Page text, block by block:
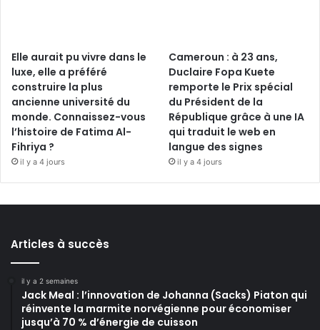
Elle aurait pu vivre dans le
luxe, elle a préféré
construire la plus
ancienne université du
monde. Connaissez-vous
l’histoire de Fatima Al-
Fihriya ?
il y a 4 jours
Cameroun : à 23 ans,
Duclaire Fopa Kuete
remporte le Prix spécial
du Président de la
République grâce à une IA
qui traduit le web en
langue des signes
il y a 4 jours
Articles à succès
il y a 2 semaines
Jack Meal : l’innovation de Johanna (Sacks) Piaton qui
réinvente la marmite norvégienne pour économiser
jusqu’à 70 % d’énergie de cuisson